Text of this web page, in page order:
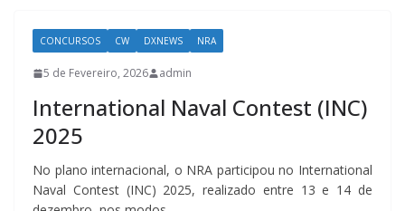
CONCURSOS CW DXNEWS NRA
5 de Fevereiro, 2026 admin
International Naval Contest (INC)
2025
No plano internacional, o NRA participou no International
Naval Contest (INC) 2025, realizado entre 13 e 14 de